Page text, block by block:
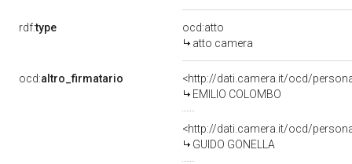
rdf:type
ocd:atto
atto camera
ocd:altro_firmatario
<http://dati.camera.it/ocd/
EMILIO COLOMBO
<http://dati.camera.it/ocd/
GUIDO GONELLA